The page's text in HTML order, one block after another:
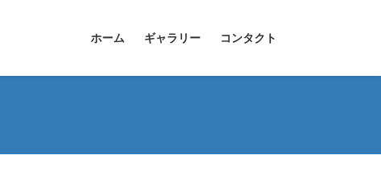
ホーム ギャラリー コンタクト